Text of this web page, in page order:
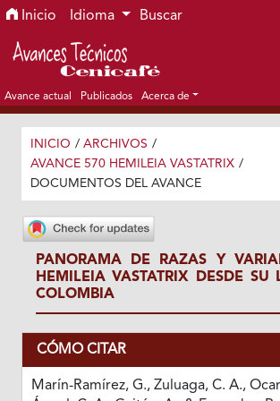
Ir al menú de navegación principal
Ir al contenido principal
Ir al pie de página del sitio
Inicio Idioma Buscar
Avance actual Publicados Acerca de
INICIO / ARCHIVOS /
AVANCE 570 HEMILEIA VASTATRIX /
DOCUMENTOS DEL AVANCE
PANORAMA DE RAZAS Y
HEMILEIA VASTATRIX DESDE SU
COLOMBIA
CÓMO CITAR
Marín-Ramírez, G., Zuluaga, C. A.,